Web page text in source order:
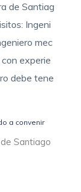
de Santiag
Ingeni
mec
experie
debe tene
a convenir
Santiago